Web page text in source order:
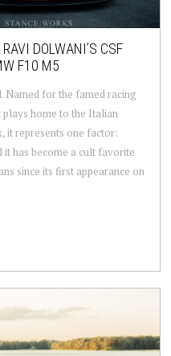
DOLWANI’S CSF
F10 M5
Named for the famed racing
plays home to the Italian
it represents one factor:
it has become a cult favorite
since its first appearance on